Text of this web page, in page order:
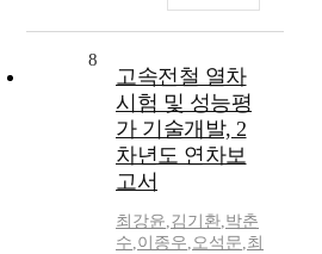
8
고속전철 열차
시험 및 성능평
가 기술개발, 2
차년도 연차보
고서
최강윤,김기환,박춘
수,이종우,오석문,최